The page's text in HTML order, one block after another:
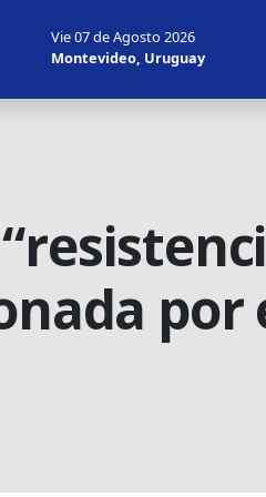
Vie 07 de Agosto 2026
Montevideo, Uruguay
por